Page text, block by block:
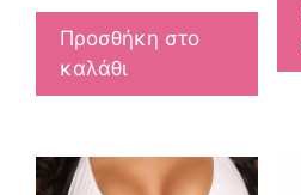
Προσθήκη στο
καλάθι